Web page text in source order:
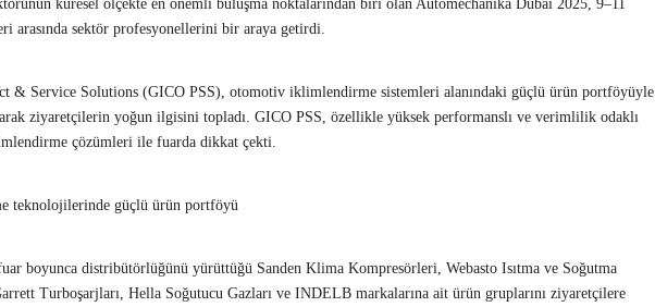
küresel ölçekte en önemli buluşma noktalarından biri olan Automechanika Dubai 2025, 9–11
arasında sektör profesyonellerini bir araya getirdi.
& Service Solutions (GICO PSS), otomotiv iklimlendirme sistemleri alanındaki güçlü ürün portföyüyle
ziyaretçilerin yoğun ilgisini topladı. GICO PSS, özellikle yüksek performanslı ve verimlilik odaklı
çözümleri ile fuarda dikkat çekti.
teknolojilerinde güçlü ürün portföyü
boyunca distribütörlüğünü yürüttüğü Sanden Klima Kompresörleri, Webasto Isıtma ve Soğutma
Turboşarjları, Hella Soğutucu Gazları ve INDELB markalarına ait ürün gruplarını ziyaretçilere